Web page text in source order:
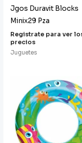
Jgos Duravit Blocks
Minix29 Pza
Registrate para ver
precios
Juguetes